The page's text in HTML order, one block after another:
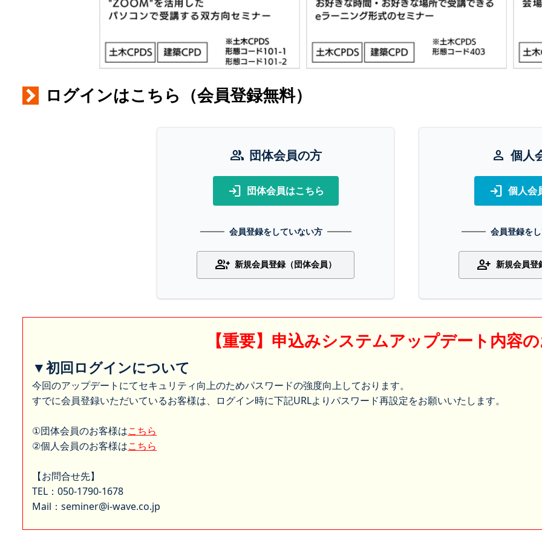
ログインはこちら（会員登録無料）
group 団体会員の方
login 団体会員はこちら
会員登録をしていない方
group_add 新規会員登録（団体会員）
person 個人
login 個人会
会員登録を
person_add 新規会員登
【重要】申込みシステムアップデート内容
▼初回ログインについて
今回のアップデートにてセキュリティ向上のためパスワードの強度向上しております。
すでに会員登録いただいているお客様は、ログイン時に下記URLよりパスワード再設定をお願いいたします。
①団体会員のお客様はこちら
②個人会員のお客様はこちら
【お問合せ先】
TEL：050-1790-1678
Mail：seminer@i-wave.co.jp